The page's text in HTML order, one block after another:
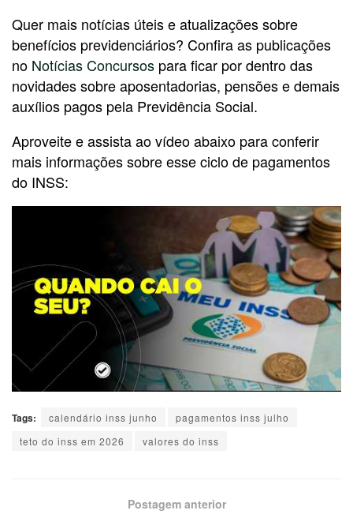
Quer mais notícias úteis e atualizações sobre
benefícios previdenciários? Confira as publicações
no Notícias Concursos para ficar por dentro das
novidades sobre aposentadorias, pensões e demais
auxílios pagos pela Previdência Social.
Aproveite e assista ao vídeo abaixo para conferir
mais informações sobre esse ciclo de pagamentos
do INSS:
Tags: calendário inss junho
pagamentos inss julho
teto do inss em 2026
valores do inss
Postagem anterior